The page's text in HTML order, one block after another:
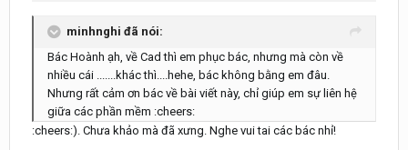
minhnghi đã nói:
Bác Hoành ạh, về Cad thì em phục bác, nhưng mà còn về
nhiều cái .......khác thì....hehe, bác không bằng em đâu.
Nhưng rất cảm ơn bác về bài viết này, chỉ giúp em sự liên hệ
giữa các phần mềm :cheers:
:cheers:). Chưa khảo mà đã xưng. Nghe vui tai các bác nhỉ!